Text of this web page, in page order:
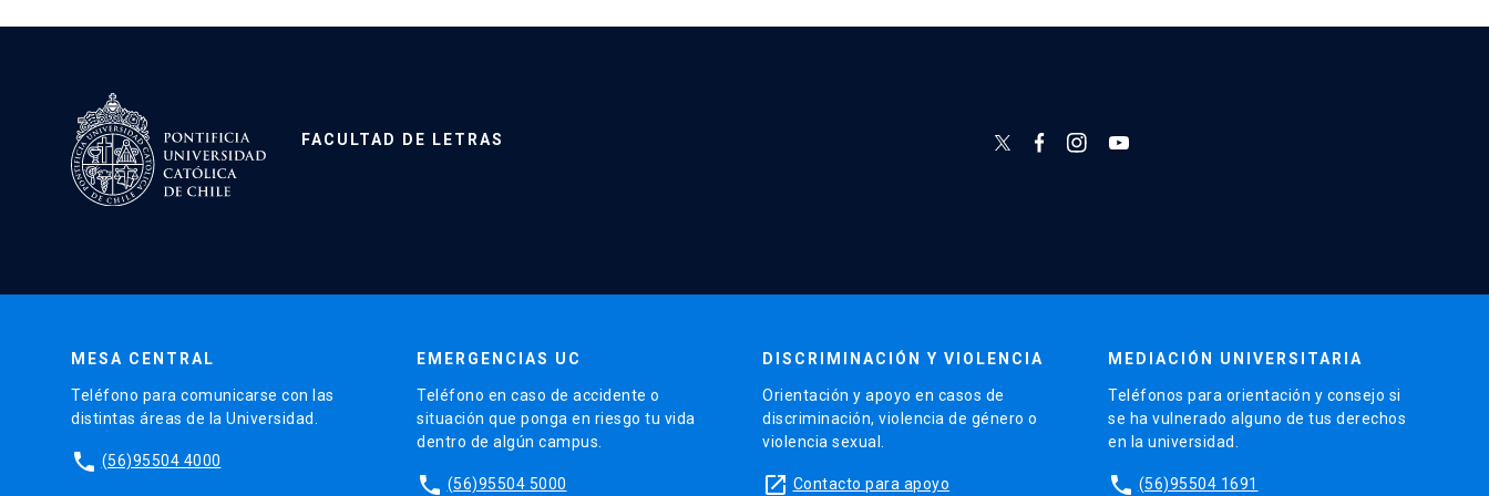
FACULTAD DE LETRAS
MESA CENTRAL
Teléfono para comunicarse con las
distintas áreas de la Universidad.
phone (56)95504 4000
EMERGENCIAS UC
Teléfono en caso de accidente o
situación que ponga en riesgo tu vida
dentro de algún campus.
phone (56)95504 5000
DISCRIMINACIÓN Y VIOLENCIA
Orientación y apoyo en casos de
discriminación, violencia de género o
violencia sexual.
launch Contacto para apoyo
MEDIACIÓN UNIVERSITARIA
Teléfonos para orientación y consejo si
se ha vulnerado alguno de tus derechos
en la universidad.
phone (56)95504 1691